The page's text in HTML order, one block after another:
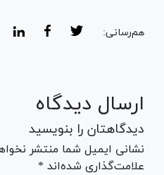
هم‌رسانی:
ارسال دیدگاه
دیدگاهتان را بنویسید
نشانی ایمیل شما منتشر
علامت‌گذاری شده‌اند *